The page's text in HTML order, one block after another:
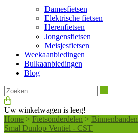
Damesfietsen
Elektrische fietsen
Herenfietsen
Jongensfietsen
Meisjesfietsen
Weekaanbiedingen
Bulkaanbiedingen
Blog
Uw winkelwagen is leeg!
Home > Fietsonderdelen > Binnenbanden
Smal Dunlop Ventiel - CST